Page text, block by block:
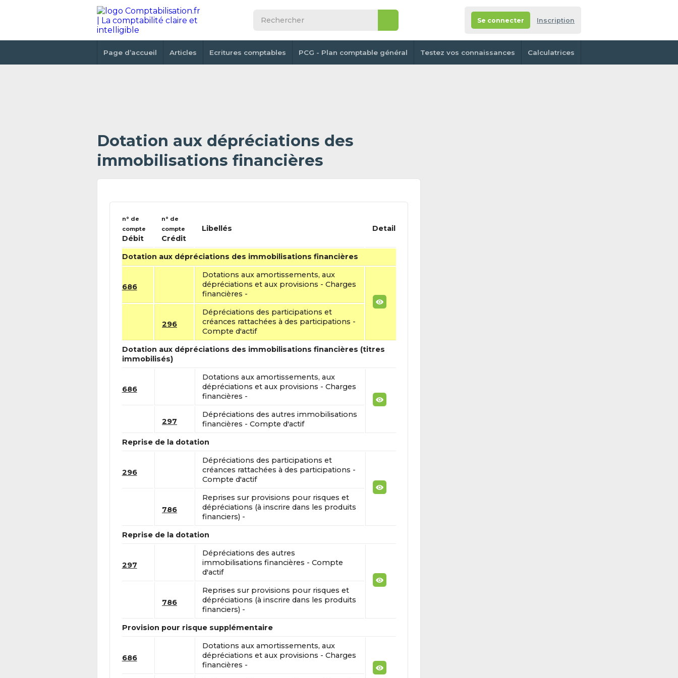
Se connecter Inscription
Page d’accueil Articles Ecritures comptables PCG - Plan comptable général Testez vos connaissances Calculatrices
Dotation aux dépréciations des
immobilisations financières
n° de
compte
Débit
n° de
compte
Crédit
Libellés Detail
Dotation aux dépréciations des immobilisations financières
686
Dotations aux amortissements, aux
dépréciations et aux provisions - Charges
financières -
296
Dépréciations des participations et
créances rattachées à des participations -
Compte d'actif
Dotation aux dépréciations des immobilisations financières (titres
immobilisés)
686
Dotations aux amortissements, aux
dépréciations et aux provisions - Charges
financières -
297
Dépréciations des autres immobilisations
financières - Compte d'actif
Reprise de la dotation
296
Dépréciations des participations et
créances rattachées à des participations -
Compte d'actif
786
Reprises sur provisions pour risques et
dépréciations (à inscrire dans les produits
financiers) -
Reprise de la dotation
297
Dépréciations des autres
immobilisations financières - Compte
d'actif
786
Reprises sur provisions pour risques et
dépréciations (à inscrire dans les produits
financiers) -
Provision pour risque supplémentaire
686
Dotations aux amortissements, aux
dépréciations et aux provisions - Charges
financières -